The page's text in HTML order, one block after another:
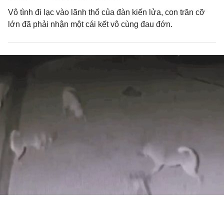
Vô tình đi lạc vào lãnh thổ của đàn kiến lửa, con trăn cỡ
lớn đã phải nhận một cái kết vô cùng đau đớn.